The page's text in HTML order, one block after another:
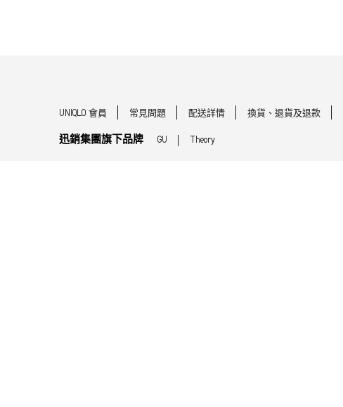
UNIQLO 會員 常見問題 配送詳情 換貨、退貨及退款
迅銷集團旗下品牌 GU Theory